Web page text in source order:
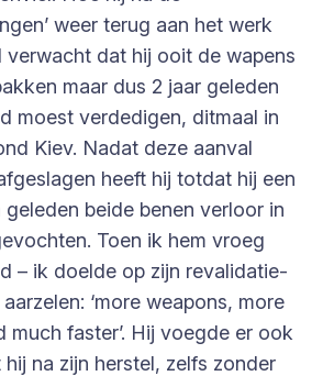
weer terug aan het werk
verwacht dat hij ooit de wapens
maar dus 2 jaar geleden
moest verdedigen, ditmaal in
Kiev. Nadat deze aanval
heeft hij totdat hij een
geleden beide benen verloor in
Toen ik hem vroeg
– ik doelde op zijn revalidatie-
‘more weapons, more
much faster’. Hij voegde er ook
na zijn herstel, zelfs zonder